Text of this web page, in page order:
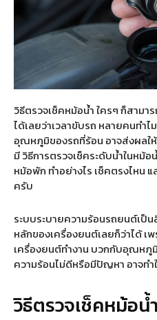
วิธีตรวจเช็คหม้อน้ำ ใครๆ ก็สาม
ได้เลยว่าเวลาขับรถ หลายคนทำไ
อุณหภูมิของรถที่ร้อน อาจส่งผลใ
มี วิธีการตรวจเช็คระดับน้ำในหม้อ
หม้อพัก ทำอย่างไร เช็คตรงไหน
ครับ
ระบบระบายความร้อนรถยนต์เป็
หลักของเครื่องยนต์เลยก็ว่าได้ เ
เครื่องยนต์ทำงาน บวกกับอุณหภู
ความร้อนไม่ดีหรือมีปัญหา อาจท
วิธีตรวจเช็คหม้อน้